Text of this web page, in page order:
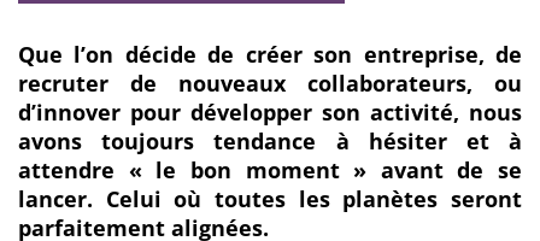
Que l’on décide de créer son entreprise, de
recruter de nouveaux collaborateurs, ou
d’innover pour développer son activité, nous
avons toujours tendance à hésiter et à
attendre « le bon moment » avant de se
lancer. Celui où toutes les planètes seront
parfaitement alignées.